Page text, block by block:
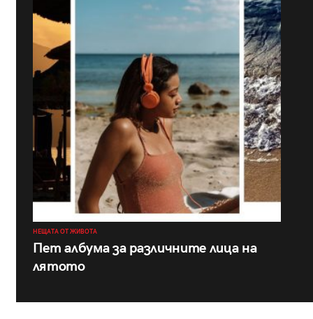
НЕЩАТА ОТ ЖИВОТА
Пет албума за различните лица на
лятото